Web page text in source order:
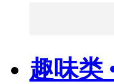
趣味类